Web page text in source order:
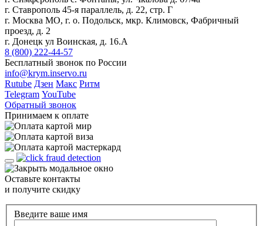
г. Ставрополь 45-я параллель, д. 22, стр. Г
г. Москва МО, г. о. Подольск, мкр. Климовск, Фабричный
проезд, д. 2
г. Донецк ул Воинская, д. 16.А
8 (800) 222-44-57
Бесплатный звонок по России
info@krym.inservo.ru
Rutube Дзен Макс Ритм
Telegram YouTube
Обратный звонок
Принимаем к оплате
Оставьте контакты
и получите скидку
Введите ваше имя